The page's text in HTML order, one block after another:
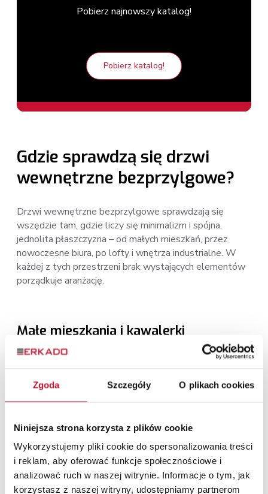
Zgoda Szczegóły O plikach cookies
Niniejsza strona korzysta z plików cookie
Wykorzystujemy pliki cookie do spersonalizowania treści
i reklam, aby oferować funkcje społecznościowe i
analizować ruch w naszej witrynie. Informacje o tym, jak
korzystasz z naszej witryny, udostępniamy partnerom
Pobierz najnowszy katalog!
Pobierz katalog!
Gdzie sprawdzą się drzwi
wewnętrzne bezprzylgowe?
Drzwi wewnętrzne bezprzylgowe sprawdzają się
wszędzie tam, gdzie liczy się minimalizm i spójna,
jednolita płaszczyzna – od małych mieszkań, przez
nowoczesne biura, po lofty i wnętrza industrialne. W
każdej z tych przestrzeni brak wystających elementów
porządkuje aranżację.
Małe mieszkania i kawalerki
W kompaktowych przestrzeniach każdy detal ma
powiększają wnętrze, a brak wystających elementów
sprawia, że pomieszczenia wydają się bardziej spójne i
Nowoczesne biura i przestrzenie
komercyjne